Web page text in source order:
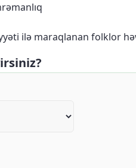
ilə maraqlanan folklor